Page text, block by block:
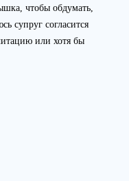
чтобы обдумать,
супруг согласится
или хотя бы